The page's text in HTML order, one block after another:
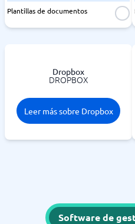
Plantillas de documentos
Dropbox
DROPBOX
Leer más sobre Dropbox
Software de